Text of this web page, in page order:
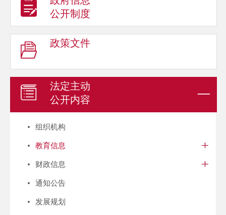
公开制度
政策文件
法定主动
公开内容
组织机构
教育信息
财政信息
通知公告
发展规划